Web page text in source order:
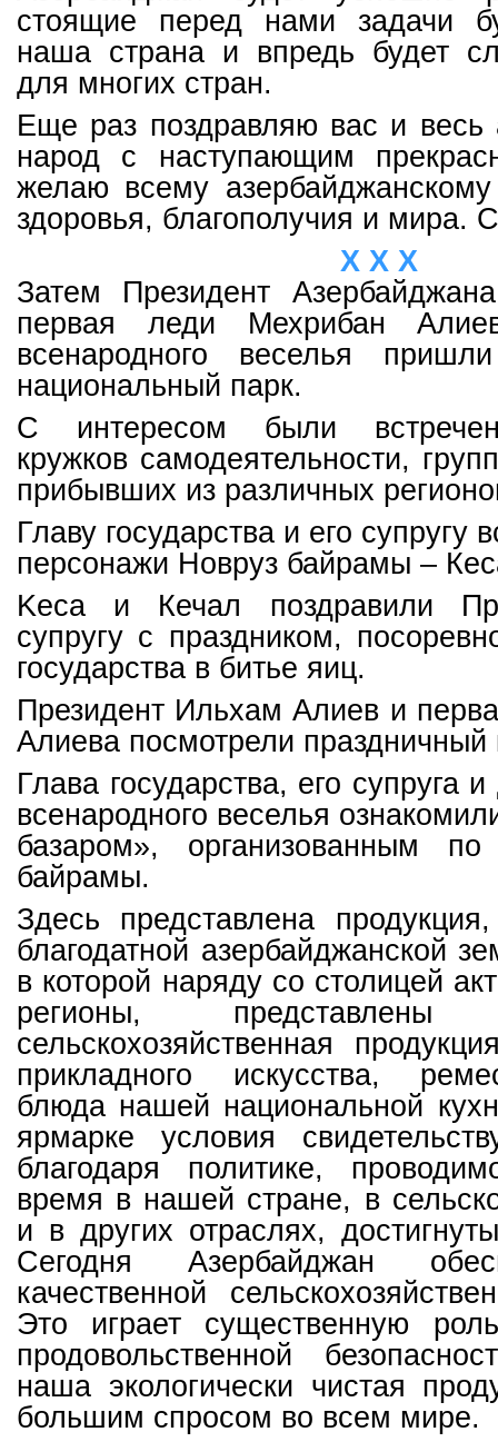
стоящие перед нами задачи
наша страна и впредь будет
для многих стран.
Еще раз поздравляю вас и весь
народ с наступающим
желаю всему
здоровья, благополучия и мира.
Х Х Х
Затем Президент
первая леди Мехрибан
всенародного веселья
национальный парк.
С интересом были
кружков самодеятельности,
прибывших из различных
Главу государства и его супругу
персонажи Новруз байрамы –
Kеса и Кечал поздравили
супругу с праздником,
государства в битье яиц.
Президент Ильхам Алиев и
Алиева посмотрели праздничный
Глава государства, его супруга
всенародного веселья
базаром», организованным
байрамы.
Здесь представлена
благодатной азербайджанской
в которой наряду со столицей
регионы,
сельскохозяйственная
прикладного искусства,
блюда нашей национальной
ярмарке условия
благодаря политике,
время в нашей стране, в
и в других отраслях,
Сегодня Азербайджан
качественной
Это играет существенную
продовольственной
наша экологически чистая
большим спросом во всем мире.